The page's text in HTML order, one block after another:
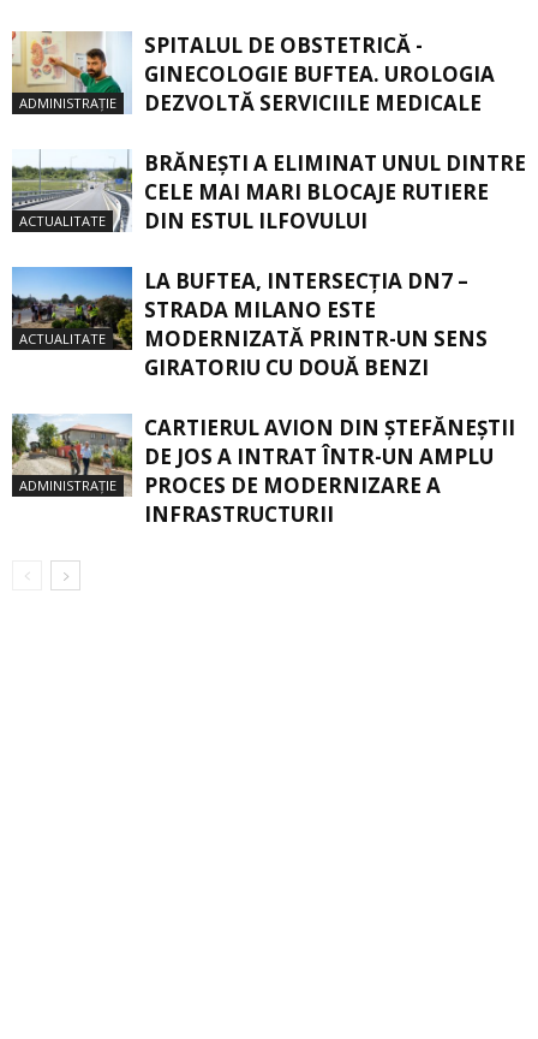
ADMINISTRAȚIE
SPITALUL DE OBSTETRICĂ -
GINECOLOGIE BUFTEA. UROLOGIA
DEZVOLTĂ SERVICIILE MEDICALE
ACTUALITATE
BRĂNEȘTI A ELIMINAT UNUL DINTRE
CELE MAI MARI BLOCAJE RUTIERE
DIN ESTUL ILFOVULUI
ACTUALITATE
LA BUFTEA, INTERSECŢIA DN7 –
STRADA MILANO ESTE
MODERNIZATĂ PRINTR-UN SENS
GIRATORIU CU DOUĂ BENZI
ADMINISTRAȚIE
CARTIERUL AVION DIN ŞTEFĂNEŞTII
DE JOS A INTRAT ÎNTR-UN AMPLU
PROCES DE MODERNIZARE A
INFRASTRUCTURII